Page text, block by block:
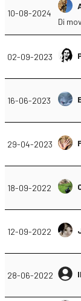
10-08-2024
Di
02-09-2023
16-06-2023
29-04-2023
18-09-2022
12-09-2022
28-06-2022